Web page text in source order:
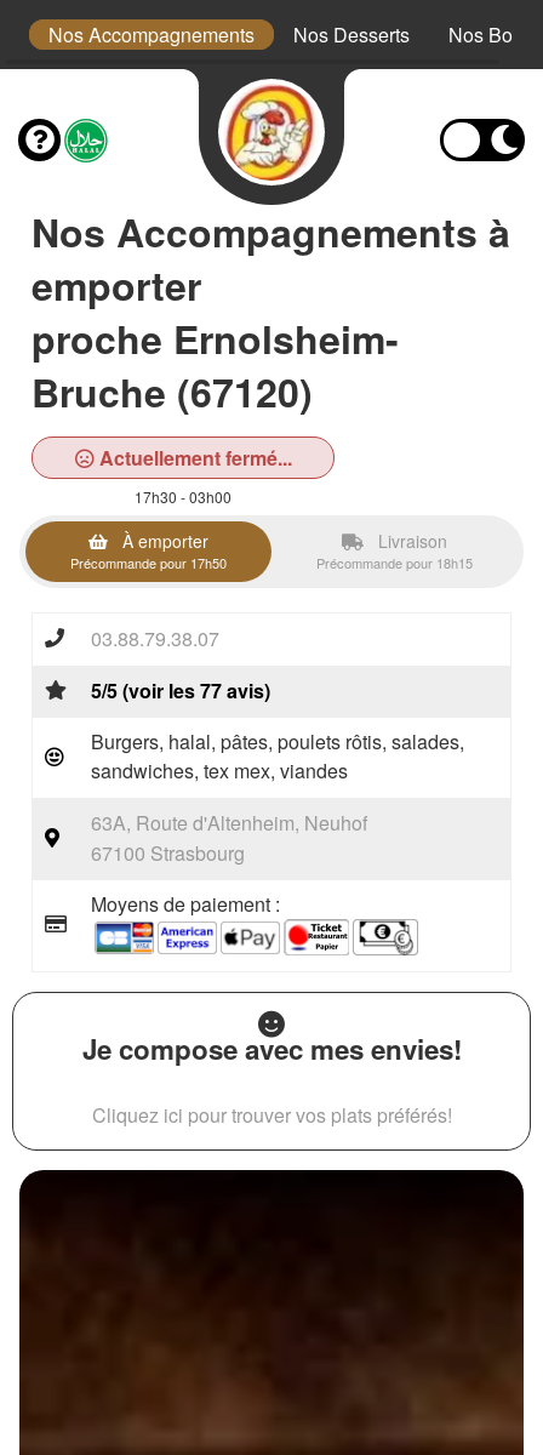
Nos Accompagnements Nos Desserts Nos
Nos Accompagnements à
emporter
proche Ernolsheim-
Bruche (67120)
Actuellement fermé...
17h30 - 03h00
À emporter
Précommande pour 17h50
Livraison
Précommande pour 18h15
03.88.79.38.07
5/5 (voir les 77 avis)
Burgers, halal, pâtes, poulets rôtis, salades,
sandwiches, tex mex, viandes
63A, Route d'Altenheim, Neuhof
67100 Strasbourg
Moyens de paiement :
Je compose avec mes envies!
Cliquez ici pour trouver vos plats préférés!